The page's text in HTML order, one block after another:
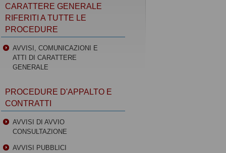
CARATTERE GENERALE
RIFERITI A TUTTE LE
PROCEDURE
AVVISI, COMUNICAZIONI E
ATTI DI CARATTERE
GENERALE
PROCEDURE D'APPALTO E
CONTRATTI
AVVISI DI AVVIO
CONSULTAZIONE
AVVISI PUBBLICI